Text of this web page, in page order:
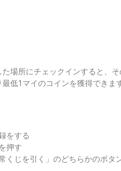
場所にチェックインすると、
低1マイのコインを獲得できま
をする
押す
じを引く」のどちらかのボタ